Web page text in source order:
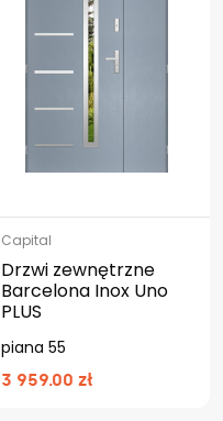
Capital
Drzwi zewnętrzne
Barcelona Inox Uno
PLUS
piana 55
3 959.00 zł